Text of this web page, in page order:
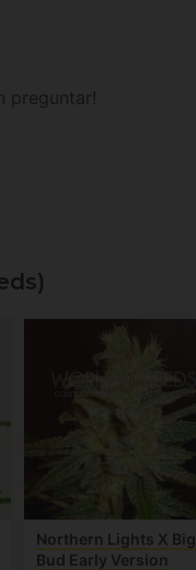
preguntar!
Northern Lights X Big
Bud Early Version